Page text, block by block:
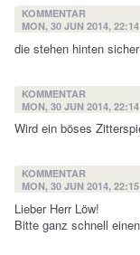
KOMMENTAR
MON, 30 JUN 2014, 22:14
die stehen hinten
KOMMENTAR
MON, 30 JUN 2014, 22:14
Wird ein böses
KOMMENTAR
MON, 30 JUN 2014, 22:15
Lieber Herr Löw!
Bitte ganz schnell